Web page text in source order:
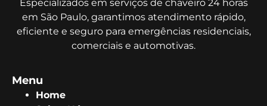
Especializados em serviços de chaveiro 24 horas
em São Paulo, garantimos atendimento rápido,
eficiente e seguro para emergências residenciais,
comerciais e automotivas.
Menu
Home